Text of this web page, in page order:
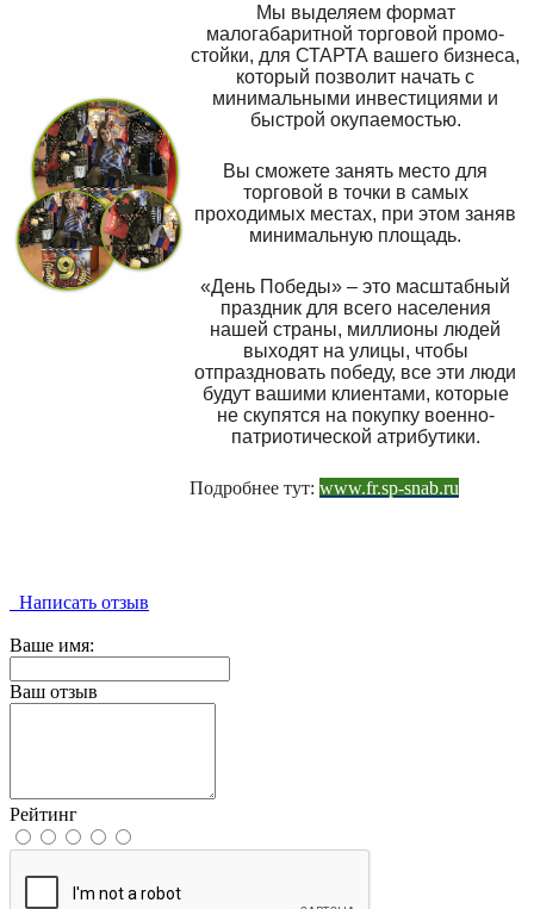
Мы выделяем формат
малогабаритной торговой промо-
стойки, для СТАРТА вашего бизнеса,
который позволит начать с
минимальными инвестициями и
быстрой окупаемостью.
Вы сможете занять место для
торговой в точки в самых
проходимых местах, при этом заняв
минимальную площадь.
«День Победы» – это масштабный
праздник для всего населения
нашей страны, миллионы людей
выходят на улицы, чтобы
отпраздновать победу, все эти люди
будут вашими клиентами, которые
не скупятся на покупку военно-
патриотической атрибутики.
Подробнее тут: www.fr.sp-snab.ru
Написать отзыв
Ваше имя:
Ваш отзыв
Рейтинг